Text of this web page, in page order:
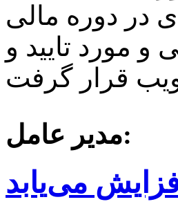
در دوره مالی
و مورد تایید و
مدیر عامل:
می‌یابد